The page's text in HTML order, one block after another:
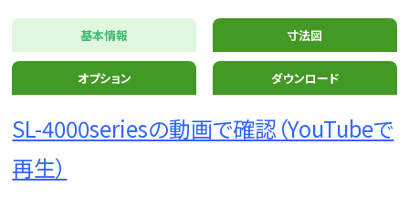
基本情報 寸法図
オプション ダウンロード
SL-4000seriesの動画で確認（YouTubeで
再生）